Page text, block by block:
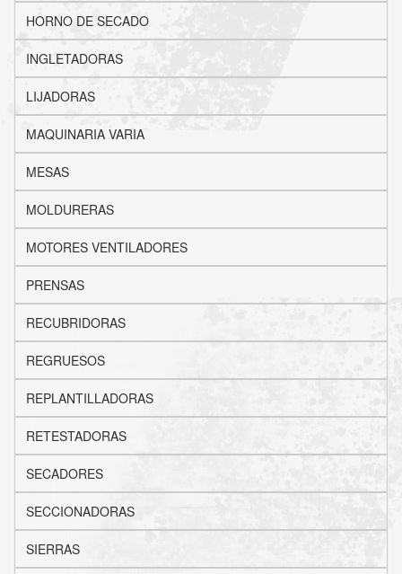
HORNO DE SECADO
INGLETADORAS
LIJADORAS
MAQUINARIA VARIA
MESAS
MOLDURERAS
MOTORES VENTILADORES
PRENSAS
RECUBRIDORAS
REGRUESOS
REPLANTILLADORAS
RETESTADORAS
SECADORES
SECCIONADORAS
SIERRAS